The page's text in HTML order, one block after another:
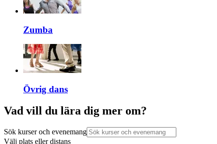
Zumba
Övrig dans
Vad vill du lära dig mer om?
Sök kurser och evenemang
Välj plats eller distans